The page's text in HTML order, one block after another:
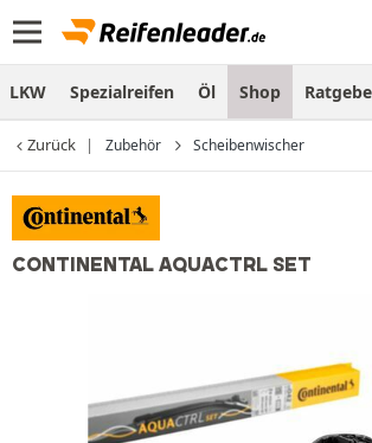
LKW Spezialreifen Öl Shop
Zurück Zubehör Scheibenwischer
CONTINENTAL AQUACTRL SET